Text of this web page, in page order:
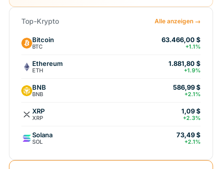
Top-Krypto Alle anzeigen →
Bitcoin
BTC
63.466,00 $
+1.1%
Ethereum
ETH
1.881,80 $
+1.9%
BNB
BNB
586,99 $
+2.1%
XRP
XRP
1,09 $
+2.3%
Solana
SOL
73,49 $
+2.1%